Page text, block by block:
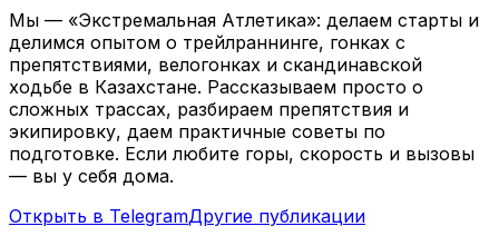
Мы — «Экстремальная Атлетика»: делаем старты и
делимся опытом о трейлраннинге, гонках с
препятствиями, велогонках и скандинавской
ходьбе в Казахстане. Рассказываем просто о
сложных трассах, разбираем препятствия и
экипировку, даем практичные советы по
подготовке. Если любите горы, скорость и вызовы
— вы у себя дома.
Открыть в TelegramДругие публикации